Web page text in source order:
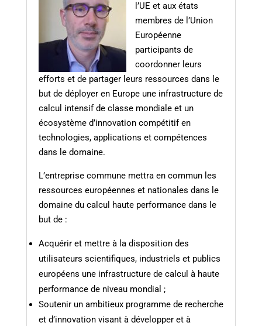
l’UE et aux états
membres de l’Union
Européenne
participants de
coordonner leurs
efforts et de partager leurs ressources dans le
but de déployer en Europe une infrastructure de
calcul intensif de classe mondiale et un
écosystème d’innovation compétitif en
technologies, applications et compétences
dans le domaine.
L’entreprise commune mettra en commun les
ressources européennes et nationales dans le
domaine du calcul haute performance dans le
but de :
Acquérir et mettre à la disposition des
utilisateurs scientifiques, industriels et publics
européens une infrastructure de calcul à haute
performance de niveau mondial ;
Soutenir un ambitieux programme de recherche
et d’innovation visant à développer et à